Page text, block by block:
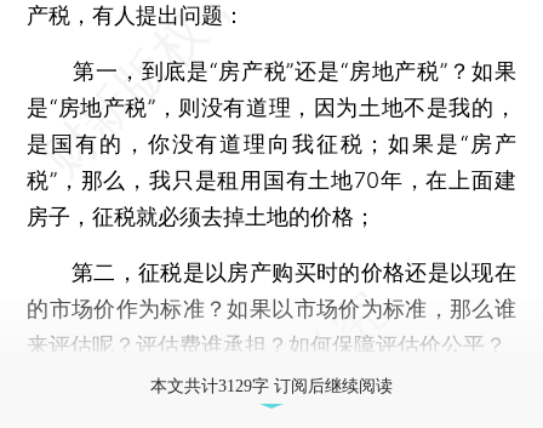
产税，有人提出问题：
第一，到底是“房产税”还是“房地产税”？如果
是“房地产税”，则没有道理，因为土地不是我的，
是国有的，你没有道理向我征税；如果是“房产
税”，那么，我只是租用国有土地70年，在上面建
房子，征税就必须去掉土地的价格；
第二，征税是以房产购买时的价格还是以现在
的市场价作为标准？如果以市场价为标准，那么谁
来评估呢？评估费谁承担？如何保障评估价公平？
本文共计3129字 订阅后继续阅读